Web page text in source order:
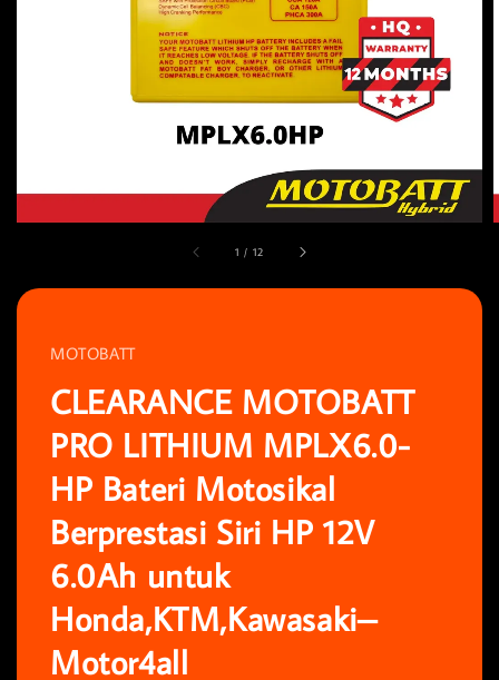
1 / 12
MOTOBATT
CLEARANCE MOTOBATT
PRO LITHIUM MPLX6.0-
HP Bateri Motosikal
Berprestasi Siri HP 12V
6.0Ah untuk
Honda,KTM,Kawasaki–
Motor4all